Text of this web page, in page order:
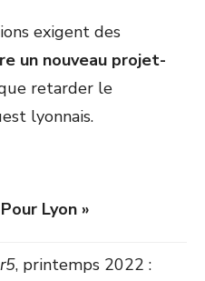
exigent des
un nouveau projet-
retarder le
lyonnais.
Lyon »
, printemps 2022 :